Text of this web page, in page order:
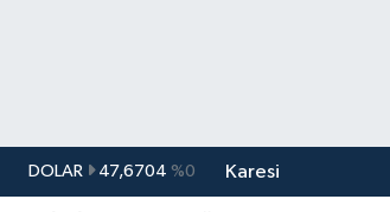
DOLAR 47,6704 %0 Karesi